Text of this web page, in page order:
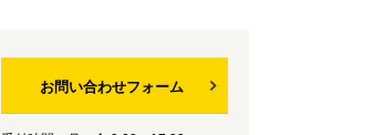
お問い合わせフォーム